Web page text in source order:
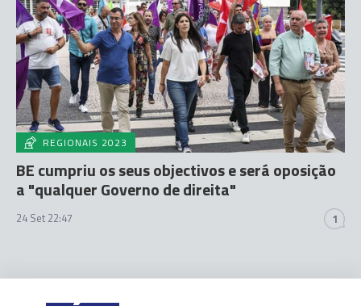
REGIONAIS 2023
BE cumpriu os seus objectivos e será oposição
a "qualquer Governo de direita"
24 Set 22:47 1